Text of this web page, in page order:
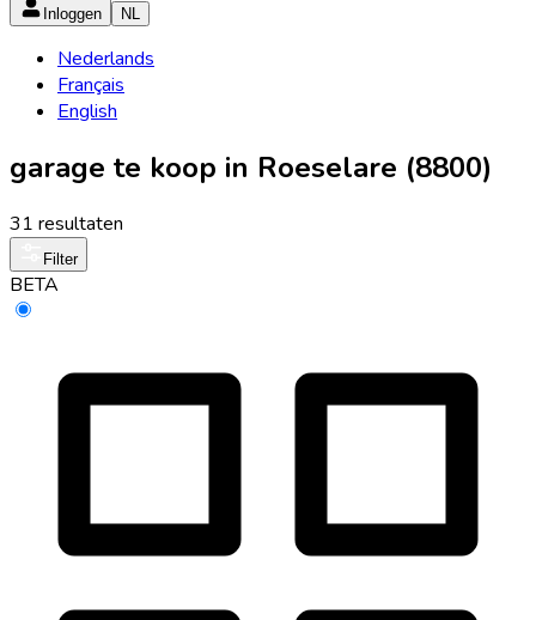
Inloggen NL
Nederlands
Français
English
garage te koop in Roeselare (8800)
31 resultaten
Filter
BETA